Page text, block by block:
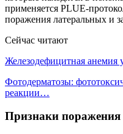
применяется PLUE-
поражения латеральных и
Сейчас читают
Железодефицитная анемия
Фотодерматозы:
реакции…
Признаки поражения